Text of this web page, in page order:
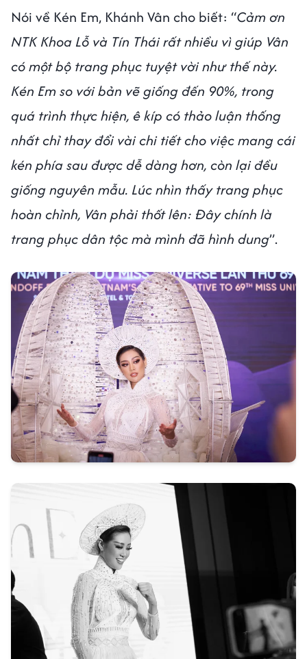
Nói về Kén Em, Khánh Vân cho biết: “Cảm ơn
NTK Khoa Lỗ và Tín Thái rất nhiều vì giúp Vân
có một bộ trang phục tuyệt vời như thế này.
Kén Em so với bản vẽ giống đến 90%, trong
quá trình thực hiện, ê kíp có thảo luận thống
nhất chỉ thay đổi vài chi tiết cho việc mang cái
kén phía sau được dễ dàng hơn, còn lại đều
giống nguyên mẫu. Lúc nhìn thấy trang phục
hoàn chỉnh, Vân phải thốt lên: Đây chính là
trang phục dân tộc mà mình đã hình dung”.